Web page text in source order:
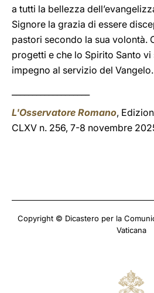
a tutti la bellezza
Signore la grazia di essere
pastori secondo la sua volontà.
progetti e che lo Spirito Santo
impegno al servizio del
L'Osservatore Romano,
CLXV n. 256, 7-8 novembre
Copyright © Dicastero per la
Vaticana